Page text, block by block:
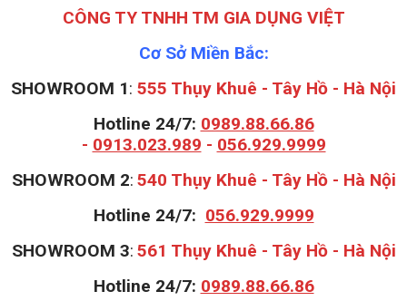
CÔNG TY TNHH TM GIA DỤNG VIỆT
Cơ Sở Miền Bắc:
SHOWROOM 1: 555 Thụy Khuê - Tây Hồ - Hà Nội
Hotline 24/7: 0989.88.66.86
- 0913.023.989 - 056.929.9999
SHOWROOM 2: 540 Thụy Khuê - Tây Hồ - Hà Nội
Hotline 24/7: 056.929.9999
SHOWROOM 3: 561 Thụy Khuê - Tây Hồ - Hà Nội
Hotline 24/7: 0989.88.66.86